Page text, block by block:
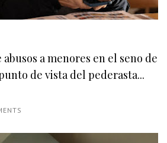
a menores en el seno de
de vista del pederasta...